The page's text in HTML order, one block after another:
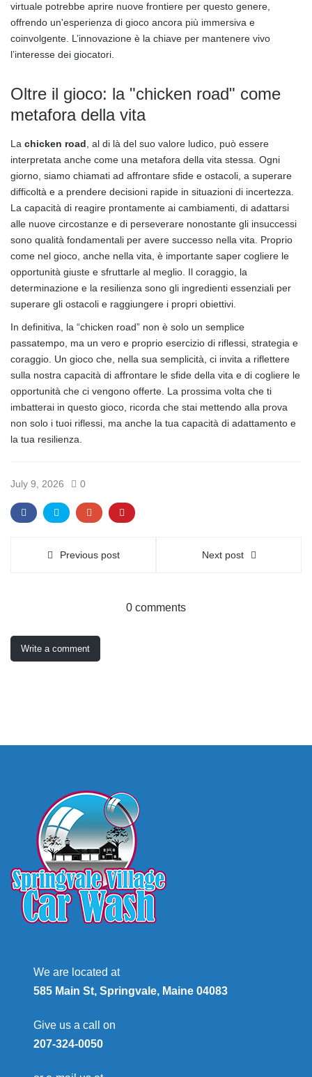
virtuale potrebbe aprire nuove frontiere per questo genere,
offrendo un'esperienza di gioco ancora più immersiva e
coinvolgente. L’innovazione è la chiave per mantenere vivo
l’interesse dei giocatori.
Oltre il gioco: la "chicken road" come
metafora della vita
La chicken road , al di là del suo valore ludico, può essere
interpretata anche come una metafora della vita stessa. Ogni
giorno, siamo chiamati ad affrontare sfide e ostacoli, a superare
difficoltà e a prendere decisioni rapide in situazioni di incertezza.
La capacità di reagire prontamente ai cambiamenti, di adattarsi
alle nuove circostanze e di perseverare nonostante gli insuccessi
sono qualità fondamentali per avere successo nella vita. Proprio
come nel gioco, anche nella vita, è importante saper cogliere le
opportunità giuste e sfruttarle al meglio. Il coraggio, la
determinazione e la resilienza sono gli ingredienti essenziali per
superare gli ostacoli e raggiungere i propri obiettivi.
In definitiva, la “chicken road” non è solo un semplice
passatempo, ma un vero e proprio esercizio di riflessi, strategia e
coraggio. Un gioco che, nella sua semplicità, ci invita a riflettere
sulla nostra capacità di affrontare le sfide della vita e di cogliere le
opportunità che ci vengono offerte. La prossima volta che ti
imbatterai in questo gioco, ricorda che stai mettendo alla prova
non solo i tuoi riflessi, ma anche la tua capacità di adattamento e
la tua resilienza.
July 9, 2026 0
Previous post Next post
0 comments
Write a comment
We are located at
585 Main St, Springvale, Maine 04083
Give us a call on
207-324-0050